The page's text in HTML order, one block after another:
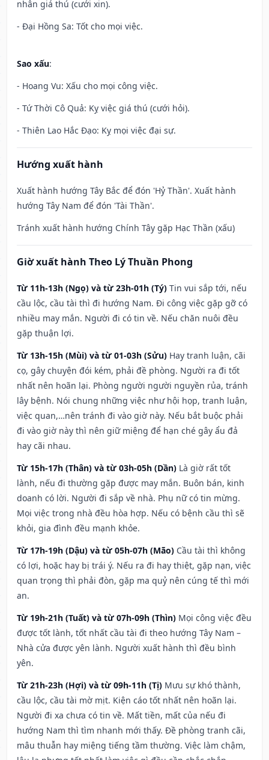
nhân giá thú (cưới xin).
- Đại Hồng Sa: Tốt cho mọi việc.
Sao xấu:
- Hoang Vu: Xấu cho mọi công việc.
- Tứ Thời Cô Quả: Kỵ việc giá thú (cưới hỏi).
- Thiên Lao Hắc Đạo: Kỵ mọi việc đại sự.
Hướng xuất hành
Xuất hành hướng Tây Bắc để đón 'Hỷ Thần'. Xuất hành
hướng Tây Nam để đón 'Tài Thần'.
Tránh xuất hành hướng Chính Tây gặp Hạc Thần (xấu)
Giờ xuất hành Theo Lý Thuần Phong
Từ 11h-13h (Ngọ) và từ 23h-01h (Tý) Tin vui sắp tới, nếu
cầu lộc, cầu tài thì đi hướng Nam. Đi công việc gặp gỡ có
nhiều may mắn. Người đi có tin về. Nếu chăn nuôi đều
gặp thuận lợi.
Từ 13h-15h (Mùi) và từ 01-03h (Sửu) Hay tranh luận, cãi
cọ, gây chuyện đói kém, phải đề phòng. Người ra đi tốt
nhất nên hoãn lại. Phòng người người nguyền rủa, tránh
lây bệnh. Nói chung những việc như hội họp, tranh luận,
việc quan,…nên tránh đi vào giờ này. Nếu bắt buộc phải
đi vào giờ này thì nên giữ miệng để hạn ché gây ẩu đả
hay cãi nhau.
Từ 15h-17h (Thân) và từ 03h-05h (Dần) Là giờ rất tốt
lành, nếu đi thường gặp được may mắn. Buôn bán, kinh
doanh có lời. Người đi sắp về nhà. Phụ nữ có tin mừng.
Mọi việc trong nhà đều hòa hợp. Nếu có bệnh cầu thì sẽ
khỏi, gia đình đều mạnh khỏe.
Từ 17h-19h (Dậu) và từ 05h-07h (Mão) Cầu tài thì không
có lợi, hoặc hay bị trái ý. Nếu ra đi hay thiệt, gặp nạn, việc
quan trọng thì phải đòn, gặp ma quỷ nên cúng tế thì mới
an.
Từ 19h-21h (Tuất) và từ 07h-09h (Thìn) Mọi công việc đều
được tốt lành, tốt nhất cầu tài đi theo hướng Tây Nam –
Nhà cửa được yên lành. Người xuất hành thì đều bình
yên.
Từ 21h-23h (Hợi) và từ 09h-11h (Tị) Mưu sự khó thành,
cầu lộc, cầu tài mờ mịt. Kiện cáo tốt nhất nên hoãn lại.
Người đi xa chưa có tin về. Mất tiền, mất của nếu đi
hướng Nam thì tìm nhanh mới thấy. Đề phòng tranh cãi,
mâu thuẫn hay miệng tiếng tầm thường. Việc làm chậm,